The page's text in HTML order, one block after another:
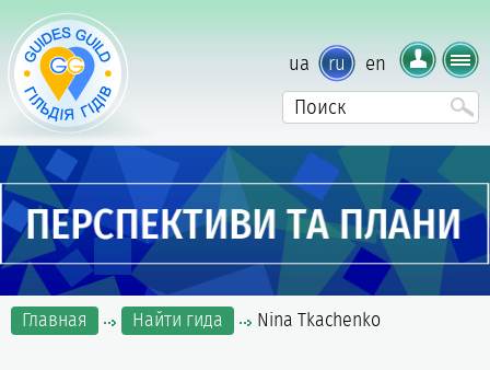
ua ru en
Главная Найти гида Nina Tkachenko